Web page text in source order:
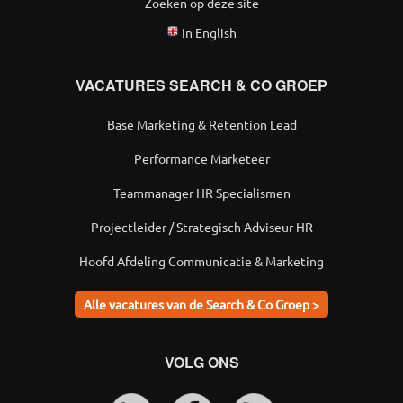
In English
VACATURES SEARCH & CO GROEP
Base Marketing & Retention Lead
Performance Marketeer
Teammanager HR Specialismen
Projectleider / Strategisch Adviseur HR
Hoofd Afdeling Communicatie & Marketing
Alle vacatures van de Search & Co Groep >
VOLG ONS